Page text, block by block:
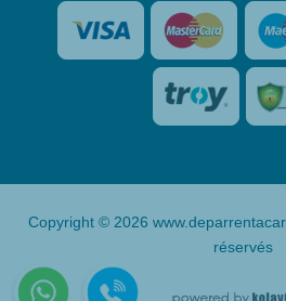
Copyright © 2026
réservés